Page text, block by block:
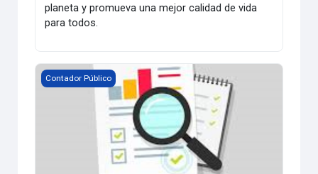
planeta y promueva una mejor calidad de vida
para todos.
FUNDAMENTOS DE INVESTIGACIÓN-B
Contador Público